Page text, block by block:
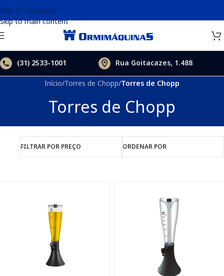
Skip to navigation
Skip to main content
(31) 2533-1001 Rua Goitacazes, 1.488
Início/Torres de Chopp/Torres de Chopp
Torres de Chopp
FILTRAR POR PREÇO ORDENAR POR